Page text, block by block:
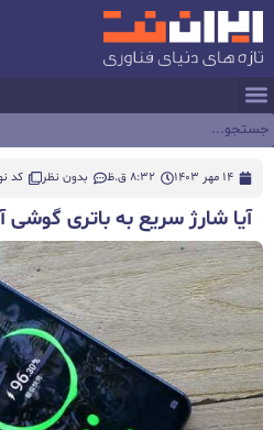
14 مهر 1403 8:32 ق.ظ بدون نظر کد
آیا شارژ سریع به باتری